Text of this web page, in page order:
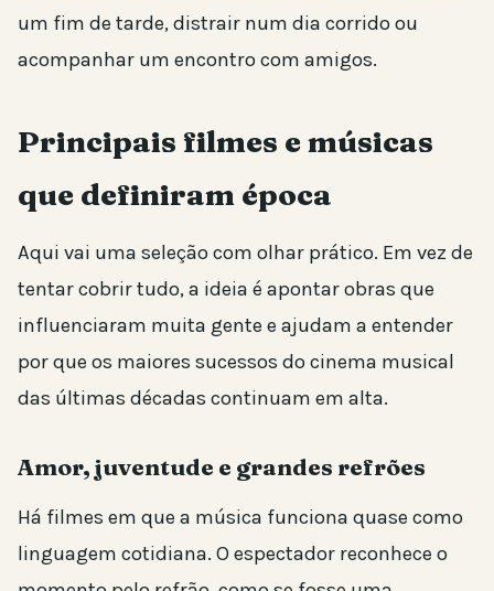
um fim de tarde, distrair num dia corrido ou
acompanhar um encontro com amigos.
Principais filmes e músicas
que definiram época
Aqui vai uma seleção com olhar prático. Em vez de
tentar cobrir tudo, a ideia é apontar obras que
influenciaram muita gente e ajudam a entender
por que os maiores sucessos do cinema musical
das últimas décadas continuam em alta.
Amor, juventude e grandes refrões
Há filmes em que a música funciona quase como
linguagem cotidiana. O espectador reconhece o